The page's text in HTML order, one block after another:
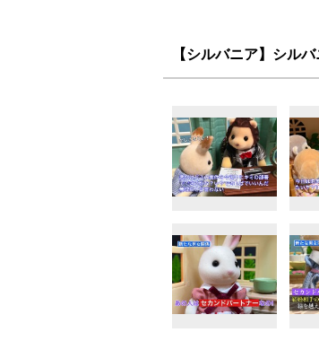
【シルバニア】シル